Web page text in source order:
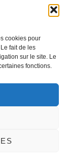
cookies pour
fait de les
sur le site. Le
fonctions.
?
calcul et